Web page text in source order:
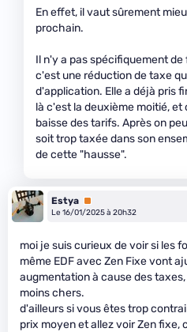
En effet, il vaut sûrement
prochain.
Il n'y a pas spécifiquement
c'est une réduction de taxe
d'application. Elle a déjà pris
là c'est la deuxième moitié,
baisse des tarifs. Après on
soit trop taxée dans son
de cette "hausse".
Estya Premium
Le 16/01/2025 à 20h32
moi je suis curieux de voir si les
même EDF avec Zen Fixe vont
augmentation à cause des
moins chers.
d'ailleurs si vous êtes trop
prix moyen et allez voir Zen fixe,